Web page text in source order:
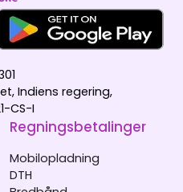
Indiens regering,
CS-I
Regningsbetalinger
Mobilopladning
DTH